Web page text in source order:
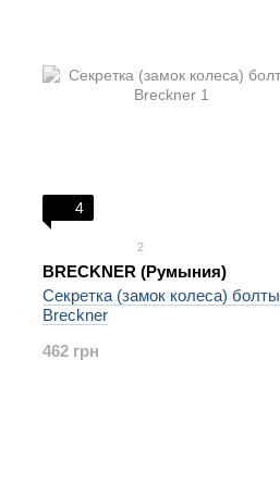
4
2
BRECKNER (Румыния)
Секретка (замок колеса) болты
Breckner
462 грн